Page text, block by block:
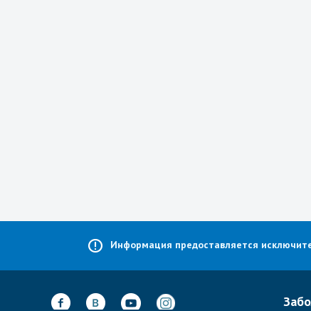
Информация предоставляется